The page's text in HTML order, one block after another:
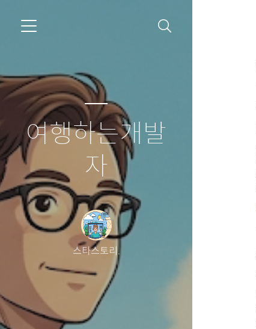
여행하는개발
자
스타스토리.